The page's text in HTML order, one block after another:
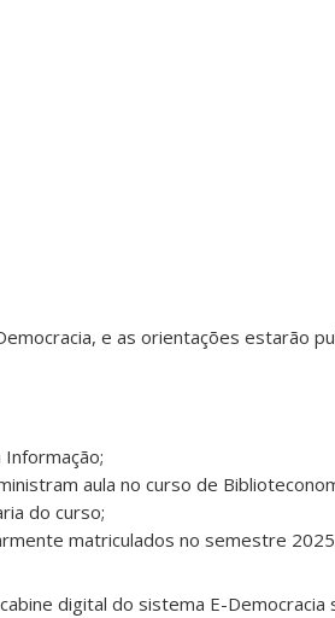
e as orientações estarão
aula no curso de
do curso;
matriculados no semestre
digital do sistema E-